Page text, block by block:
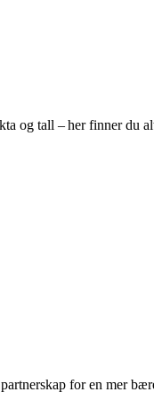
og tall – her finner du
for en mer